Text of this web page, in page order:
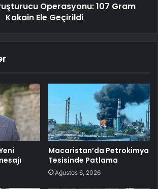
Operasyonu: 107 Gram
Kokain Ele Geçirildi
Macaristan’da Petrokimya
Tesisinde Patlama
Ağustos 6, 2026